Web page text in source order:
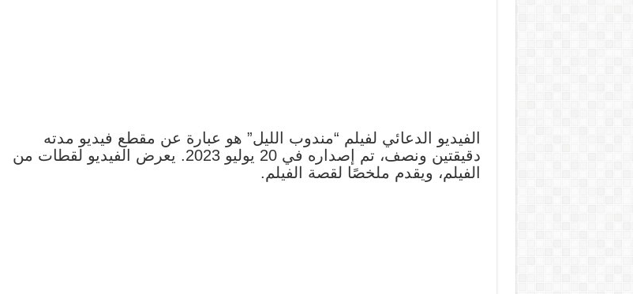
الفيديو الدعائي لفيلم “مندوب الليل” هو عبارة عن مقطع فيديو مدته
دقيقتين ونصف، تم إصداره في 20 يوليو 2023. يعرض الفيديو لقطات من
الفيلم، ويقدم ملخصًا لقصة الفيلم.